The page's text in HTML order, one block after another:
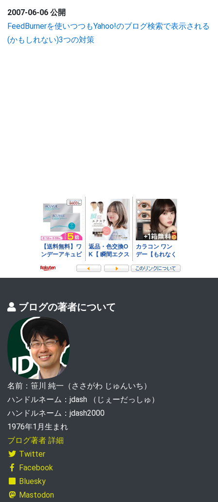
2007-06-06 公開
FeedBurnerを使いつつもYahoo!のブログ検索で表示される
(かもしれない)3つの対策
ブログの著者について
名前：笹川 純一（ささがわ じゅんいち）
ハンドルネーム：jdash （じぇーだっしゅ）
ハンドルネーム：jdash2000
1976年1月生まれ
ブログ著者 詳細
Twitter
Facebook
Bluesky
Mastodon